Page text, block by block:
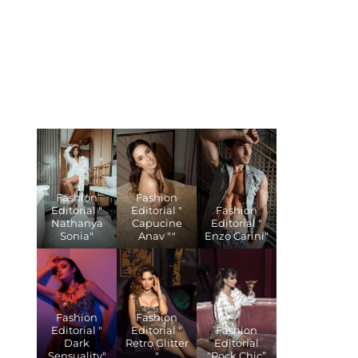
Fashion
Editorial "
Nathanya
Sonia"
Fashion
Editorial "
Capucine
Anav ""
Fashion
Editorial "
Enzo Carini"
Fashion
Editorial "
Dark
Sensuality"
Fashion
Editorial "
Retro Glitter
"
Fashion
Editorial
“Rock Chic”